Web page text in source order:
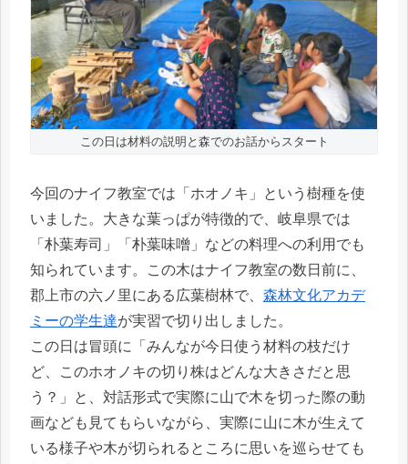
この日は材料の説明と森でのお話からスタート
今回のナイフ教室では「ホオノキ」という樹種を使
いました。大きな葉っぱが特徴的で、岐阜県では
「朴葉寿司」「朴葉味噌」などの料理への利用でも
知られています。この木はナイフ教室の数日前に、
郡上市の六ノ里にある広葉樹林で、 森林文化アカデ
ミーの学生達が実習で切り出しました。
この日は冒頭に「みんなが今日使う材料の枝だけ
ど、このホオノキの切り株はどんな大きさだと思
う？」と、対話形式で実際に山で木を切った際の動
画なども見てもらいながら、実際に山に木が生えて
いる様子や木が切られるところに思いを巡らせても